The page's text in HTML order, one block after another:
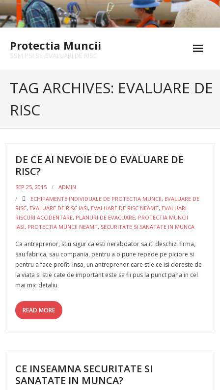
Skip
to
content
Protectia Muncii
SSM PSI SU EVALUARI DE RISC
PSI & SU
- Planuri de evacuare si de interventii
Servicii PSI
- Verificare și Reîncărcare Stingatoare
- Verificare Hidranți de Incendiu
Contact
TAG ARCHIVES: EVALUARE DE
RISC
DE CE AI NEVOIE DE O EVALUARE DE
RISC?
SEP 25, 2015
ADMIN
ECHIPAMENTE INDIVIDUALE DE PROTECTIA MUNCII, EVALUARE DE
RISC, EVALUARE DE RISC IASI, EVALUARE DE RISC NEAMT, EVALUARI
RISCURI ACCIDENTARE, PLANURI DE EVACUARE, PROTECTIA MUNCII
IASI, PROTECTIA MUNCII NEAMT, SECURITATE SI SANATATE IN MUNCA
Ca antreprenor, stiu sigur ca esti nerabdator sa iti deschizi firma,
sau fabrica, sau compania, pentru a o pune repede pe piciore si
pentru a face profit. Insa, un antreprenor care stie ce isi doreste de
la viata si stie cate de important este sa fii pus la punct pana in cel
mai mic detaliu
READ MORE
CE INSEAMNA SECURITATE SI
SANATATE IN MUNCA?